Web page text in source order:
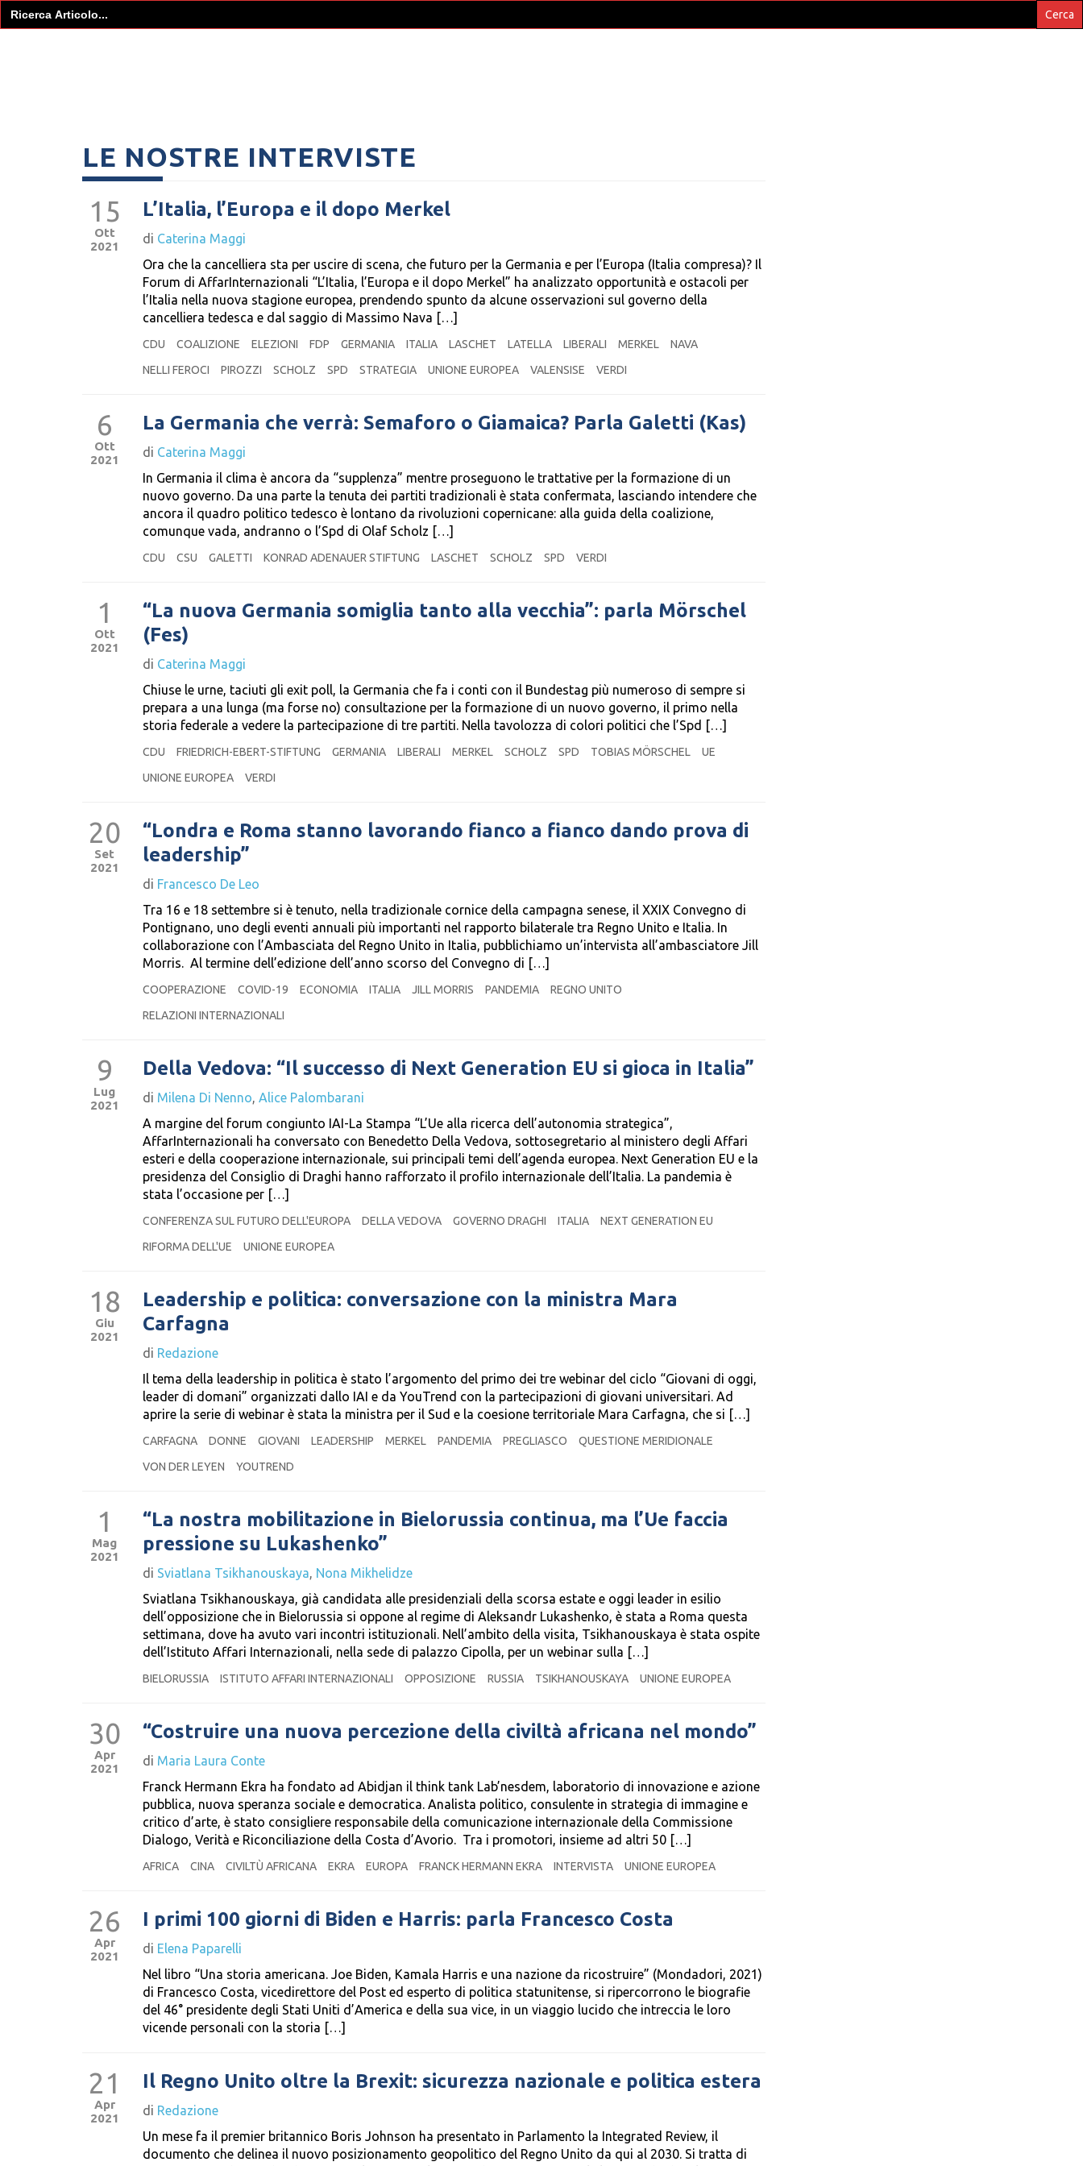
Search
for:
LE NOSTRE INTERVISTE
15
Ott
2021
L’Italia, l’Europa e il dopo Merkel
di Caterina Maggi
Ora che la cancelliera sta per uscire di scena, che futuro per la Germania e per l’Europa (Italia compresa)? Il
Forum di AffarInternazionali “L’Italia, l’Europa e il dopo Merkel” ha analizzato opportunità e ostacoli per
l’Italia nella nuova stagione europea, prendendo spunto da alcune osservazioni sul governo della
cancelliera tedesca e dal saggio di Massimo Nava […]
CDU COALIZIONE ELEZIONI FDP GERMANIA ITALIA LASCHET LATELLA LIBERALI MERKEL
NAVA
NELLI FEROCI
PIROZZI SCHOLZ SPD STRATEGIA UNIONE EUROPEA VALENSISE VERDI
6
Ott
2021
La Germania che verrà: Semaforo o Giamaica? Parla Galetti (Kas)
di Caterina Maggi
In Germania il clima è ancora da “supplenza” mentre proseguono le trattative per la formazione di un
nuovo governo. Da una parte la tenuta dei partiti tradizionali è stata confermata, lasciando intendere che
ancora il quadro politico tedesco è lontano da rivoluzioni copernicane: alla guida della coalizione,
comunque vada, andranno o l’Spd di Olaf Scholz […]
CDU CSU GALETTI KONRAD ADENAUER STIFTUNG LASCHET SCHOLZ SPD VERDI
1
Ott
2021
“La nuova Germania somiglia tanto alla vecchia”: parla Mörschel
(Fes)
di Caterina Maggi
Chiuse le urne, taciuti gli exit poll, la Germania che fa i conti con il Bundestag più numeroso di sempre si
prepara a una lunga (ma forse no) consultazione per la formazione di un nuovo governo, il primo nella
storia federale a vedere la partecipazione di tre partiti. Nella tavolozza di colori politici che l’Spd […]
CDU FRIEDRICH-EBERT-STIFTUNG GERMANIA LIBERALI MERKEL SCHOLZ SPD TOBIAS MÖRSCHEL
UE
UNIONE EUROPEA
VERDI
20
Set
2021
“Londra e Roma stanno lavorando fianco a fianco dando prova di
leadership”
di Francesco De Leo
Tra 16 e 18 settembre si è tenuto, nella tradizionale cornice della campagna senese, il XXIX Convegno di
Pontignano, uno degli eventi annuali più importanti nel rapporto bilaterale tra Regno Unito e Italia. In
collaborazione con l’Ambasciata del Regno Unito in Italia, pubblichiamo un’intervista all’ambasciatore Jill
Morris. Al termine dell’edizione dell’anno scorso del Convegno di […]
COOPERAZIONE COVID-19 ECONOMIA ITALIA JILL MORRIS PANDEMIA
REGNO UNITO
RELAZIONI INTERNAZIONALI
9
Lug
2021
Della Vedova: “Il successo di Next Generation EU si gioca in Italia”
di Milena Di Nenno, Alice Palombarani
A margine del forum congiunto IAI-La Stampa “L’Ue alla ricerca dell’autonomia strategica”,
AffarInternazionali ha conversato con Benedetto Della Vedova, sottosegretario al ministero degli Affari
esteri e della cooperazione internazionale, sui principali temi dell’agenda europea. Next Generation EU e la
presidenza del Consiglio di Draghi hanno rafforzato il profilo internazionale dell’Italia. La pandemia è
stata l’occasione per […]
CONFERENZA SUL FUTURO DELL'EUROPA DELLA VEDOVA GOVERNO DRAGHI ITALIA
NEXT GENERATION EU
RIFORMA DELL'UE
UNIONE EUROPEA
18
Giu
2021
Leadership e politica: conversazione con la ministra Mara
Carfagna
di Redazione
Il tema della leadership in politica è stato l’argomento del primo dei tre webinar del ciclo “Giovani di oggi,
leader di domani” organizzati dallo IAI e da YouTrend con la partecipazioni di giovani universitari. Ad
aprire la serie di webinar è stata la ministra per il Sud e la coesione territoriale Mara Carfagna, che si […]
CARFAGNA DONNE GIOVANI LEADERSHIP MERKEL PANDEMIA PREGLIASCO
QUESTIONE MERIDIONALE
VON DER LEYEN
YOUTREND
1
Mag
2021
“La nostra mobilitazione in Bielorussia continua, ma l’Ue faccia
pressione su Lukashenko”
di Sviatlana Tsikhanouskaya, Nona Mikhelidze
Sviatlana Tsikhanouskaya, già candidata alle presidenziali della scorsa estate e oggi leader in esilio
dell’opposizione che in Bielorussia si oppone al regime di Aleksandr Lukashenko, è stata a Roma questa
settimana, dove ha avuto vari incontri istituzionali. Nell’ambito della visita, Tsikhanouskaya è stata ospite
dell’Istituto Affari Internazionali, nella sede di palazzo Cipolla, per un webinar sulla […]
BIELORUSSIA ISTITUTO AFFARI INTERNAZIONALI OPPOSIZIONE RUSSIA TSIKHANOUSKAYA UNIONE EUROPEA
30
Apr
2021
“Costruire una nuova percezione della civiltà africana nel mondo”
di Maria Laura Conte
Franck Hermann Ekra ha fondato ad Abidjan il think tank Lab’nesdem, laboratorio di innovazione e azione
pubblica, nuova speranza sociale e democratica. Analista politico, consulente in strategia di immagine e
critico d’arte, è stato consigliere responsabile della comunicazione internazionale della Commissione
Dialogo, Verità e Riconciliazione della Costa d’Avorio. Tra i promotori, insieme ad altri 50 […]
AFRICA CINA CIVILTÙ AFRICANA EKRA EUROPA FRANCK HERMANN EKRA INTERVISTA UNIONE EUROPEA
26
Apr
2021
I primi 100 giorni di Biden e Harris: parla Francesco Costa
di Elena Paparelli
Nel libro “Una storia americana. Joe Biden, Kamala Harris e una nazione da ricostruire” (Mondadori, 2021)
di Francesco Costa, vicedirettore del Post ed esperto di politica statunitense, si ripercorrono le biografie
del 46° presidente degli Stati Uniti d’America e della sua vice, in un viaggio lucido che intreccia le loro
vicende personali con la storia […]
21
Apr
2021
Il Regno Unito oltre la Brexit: sicurezza nazionale e politica estera
di Redazione
Un mese fa il premier britannico Boris Johnson ha presentato in Parlamento la Integrated Review, il
documento che delinea il nuovo posizionamento geopolitico del Regno Unito da qui al 2030. Si tratta di